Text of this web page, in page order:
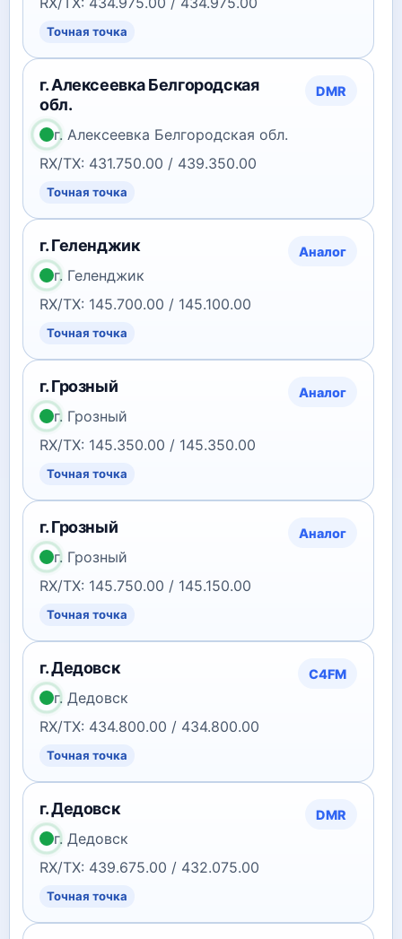
Точная точка
г. Алексеевка Белгородская
обл.
DMR
г. Алексеевка Белгородская обл.
RX/TX: 431.750.00 / 439.350.00
Точная точка
г. Геленджик Аналог
г. Геленджик
RX/TX: 145.700.00 / 145.100.00
Точная точка
г. Грозный Аналог
г. Грозный
RX/TX: 145.350.00 / 145.350.00
Точная точка
г. Грозный Аналог
г. Грозный
RX/TX: 145.750.00 / 145.150.00
Точная точка
г. Дедовск C4FM
г. Дедовск
RX/TX: 434.800.00 / 434.800.00
Точная точка
г. Дедовск DMR
г. Дедовск
RX/TX: 439.675.00 / 432.075.00
Точная точка